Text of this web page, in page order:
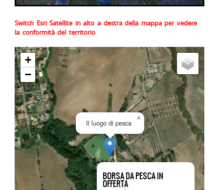
Switch Esri Satellite in alto a destra della mappa per vedere
la conformità del territorio
BORSA DA PESCA IN
OFFERTA
Il luogo di pesca
×
+
−